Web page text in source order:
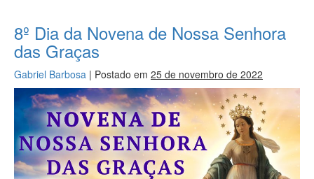
8º Dia da Novena de Nossa Senhora
das Graças
Gabriel Barbosa | Postado em 25 de novembro de 2022